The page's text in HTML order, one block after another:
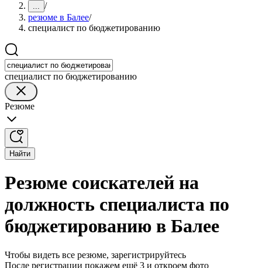
... /
резюме в Балее/
специалист по бюджетированию
специалист по бюджетированию
Резюме
Найти
Резюме соискателей на
должность специалиста по
бюджетированию в Балее
Чтобы видеть все резюме, зарегистрируйтесь
После регистрации покажем ещё 3 и откроем фото